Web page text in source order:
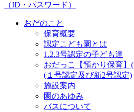
（ID・パスワード）
おだのこと
保育概要
認定こども園とは
1.2.3号認定の子ども達
おだっこ【預かり保育】
(１号認定及び新2号認定)
施設案内
園のあゆみ
バスについて